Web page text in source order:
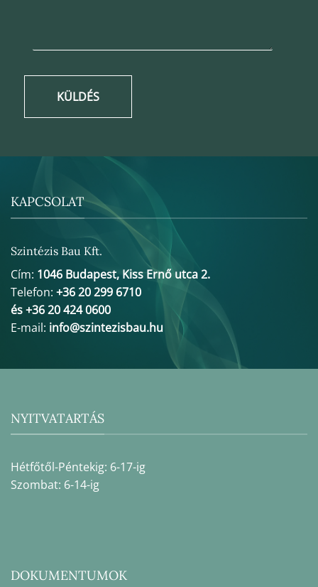
KÜLDÉS
KAPCSOLAT
Szintézis Bau Kft.
Cím: 1046 Budapest, Kiss Ernő utca 2.
Telefon: +36 20 299 6710
és +36 20 424 0600
E-mail: info@szintezisbau.hu
NYITVATARTÁS
Hétfőtől-Péntekig: 6-17-ig
Szombat: 6-14-ig
DOKUMENTUMOK